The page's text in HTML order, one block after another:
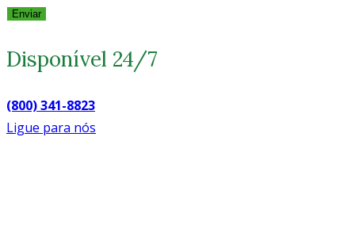
Enviar
Disponível 24/7
(800) 341-8823
Ligue para nós